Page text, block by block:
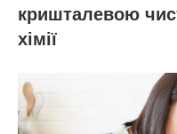
кришталевою
хімії